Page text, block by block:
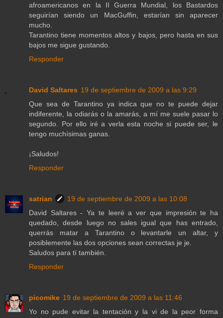
afroamericanos en la II Guerra Mundial, los Bastardos
seguirían siendo un MacGuffin, estarían sin aparecer
mucho.
Tarantino tiene momentos altos y bajos, pero hasta en sus
bajos me sigue gustando.
Responder
David Saltares 19 de septiembre de 2009 a las 9:29
Que sea de Tarantino ya indica que no te puede dejar
indiferente, la odiarás o la amarás, a mí me suele pasar lo
segundo. Por ello iré a verla esta noche si puede ser, le
tengo muchísimas ganas.
¡Saludos!
Responder
satrian
19 de septiembre de 2009 a las 10:08
David Saltares - Ya te leeré a ver que impresión te ha
quedado, desde luego no sales igual que has entrado,
querrás matar a Tarantino o levantarle un altar, y
posiblemente las dos opciones sean correctas je je.
Saludos para tí también.
Responder
picomike 19 de septiembre de 2009 a las 11:46
Yo no pude evitar la tentación y la vi de la peor forma